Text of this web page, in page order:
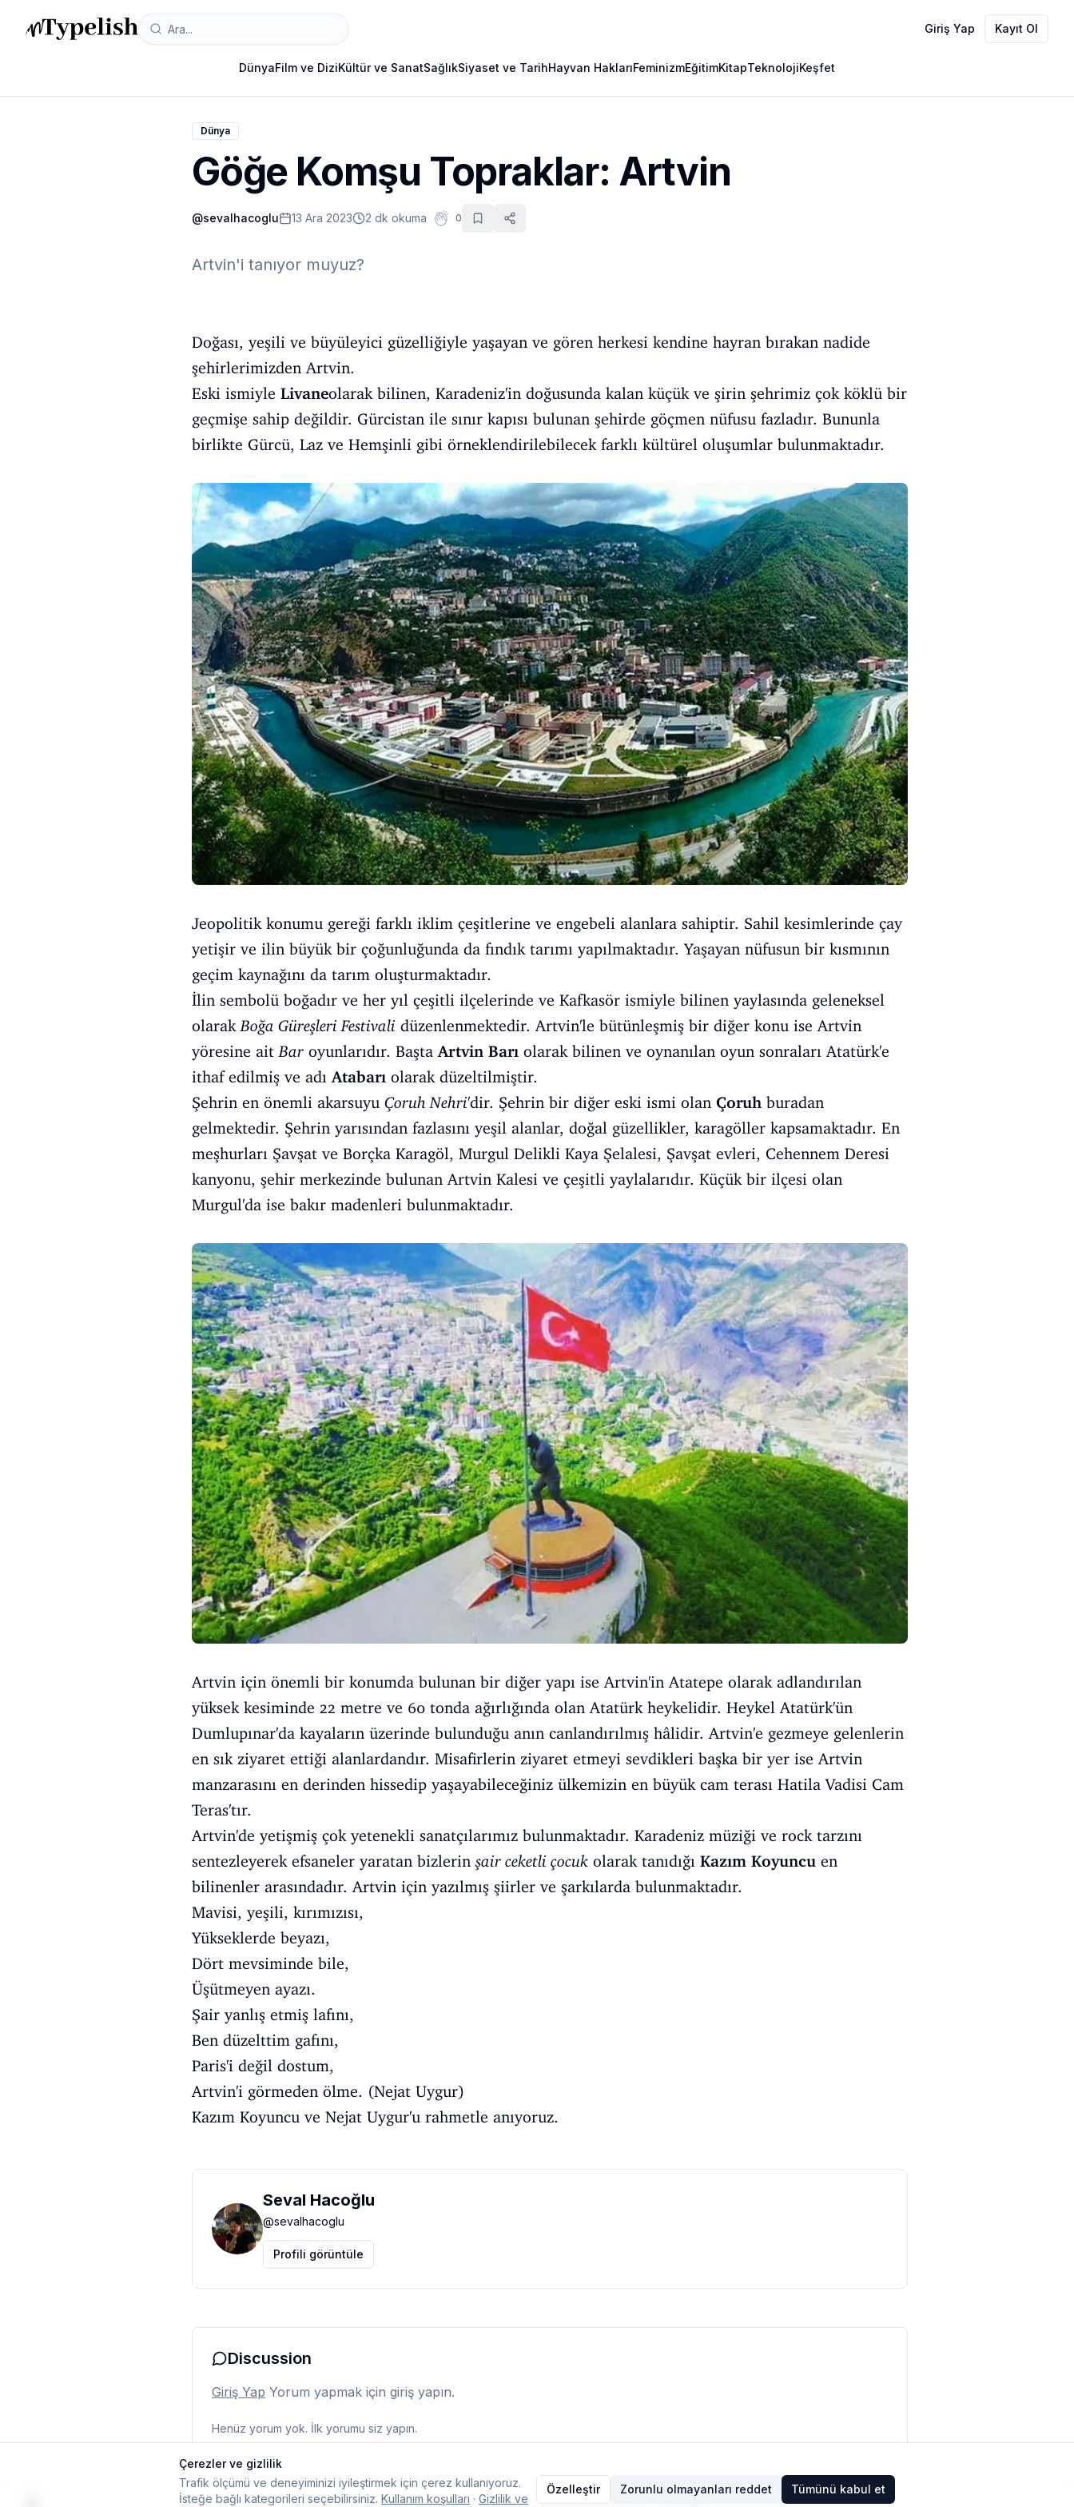
Giriş Yap Kayıt Ol
DünyaFilm ve DiziKültür ve SanatSağlıkSiyaset ve TarihHayvan HaklarıFeminizmEğitimKitapTeknolojiKeşfet
Dünya
Göğe Komşu Topraklar: Artvin
@sevalhacoglu 13 Ara 2023 2 dk okuma 0
Artvin'i tanıyor muyuz?
Doğası, yeşili ve büyüleyici güzelliğiyle yaşayan ve gören herkesi kendine hayran bırakan nadide
şehirlerimizden Artvin.
Eski ismiyle Livaneolarak bilinen, Karadeniz'in doğusunda kalan küçük ve şirin şehrimiz çok köklü bir
geçmişe sahip değildir. Gürcistan ile sınır kapısı bulunan şehirde göçmen nüfusu fazladır. Bununla
birlikte Gürcü, Laz ve Hemşinli gibi örneklendirilebilecek farklı kültürel oluşumlar bulunmaktadır.
Jeopolitik konumu gereği farklı iklim çeşitlerine ve engebeli alanlara sahiptir. Sahil kesimlerinde çay
yetişir ve ilin büyük bir çoğunluğunda da fındık tarımı yapılmaktadır. Yaşayan nüfusun bir kısmının
geçim kaynağını da tarım oluşturmaktadır.
İlin sembolü boğadır ve her yıl çeşitli ilçelerinde ve Kafkasör ismiyle bilinen yaylasında geleneksel
olarakBoğa Güreşleri Festivali düzenlenmektedir. Artvin'le bütünleşmiş bir diğer konu ise Artvin
yöresine aitBar oyunlarıdır. BaştaArtvin Barı olarak bilinen ve oynanılan oyun sonraları Atatürk'e
ithaf edilmiş ve adıAtabarı olarak düzeltilmiştir.
Şehrin en önemli akarsuyu Çoruh Nehri'dir. Şehrin bir diğer eski ismi olan Çoruh buradan
gelmektedir. Şehrin yarısından fazlasını yeşil alanlar, doğal güzellikler, karagöller kapsamaktadır. En
meşhurları Şavşat ve Borçka Karagöl, Murgul Delikli Kaya Şelalesi, Şavşat evleri, Cehennem Deresi
kanyonu, şehir merkezinde bulunan Artvin Kalesi ve çeşitli yaylalarıdır. Küçük bir ilçesi olan
Murgul'da ise bakır madenleri bulunmaktadır.
Artvin için önemli bir konumda bulunan bir diğer yapı ise Artvin'in Atatepe olarak adlandırılan
yüksek kesiminde 22 metre ve 60 tonda ağırlığında olan Atatürk heykelidir. Heykel Atatürk'ün
Dumlupınar'da kayaların üzerinde bulunduğu anın canlandırılmış hâlidir. Artvin'e gezmeye gelenlerin
en sık ziyaret ettiği alanlardandır. Misafirlerin ziyaret etmeyi sevdikleri başka bir yer ise Artvin
manzarasını en derinden hissedip yaşayabileceğiniz ülkemizin en büyük cam terası Hatila Vadisi Cam
Teras'tır.
Artvin'de yetişmiş çok yetenekli sanatçılarımız bulunmaktadır. Karadeniz müziği ve rock tarzını
sentezleyerek efsaneler yaratan bizlerinşair ceketli çocuk olarak tanıdığı Kazım Koyuncu en
bilinenler arasındadır. Artvin için yazılmış şiirler ve şarkılarda bulunmaktadır.
Mavisi, yeşili, kırımızısı,
Yükseklerde beyazı,
Dört mevsiminde bile,
Üşütmeyen ayazı.
Şair yanlış etmiş lafını,
Ben düzelttim gafını,
Paris'i değil dostum,
Artvin'i görmeden ölme. (Nejat Uygur)
Kazım Koyuncu ve Nejat Uygur'u rahmetle anıyoruz.
Seval Hacoğlu
@sevalhacoglu
Profili görüntüle
Discussion
Giriş Yap Yorum yapmak için giriş yapın.
Henüz yorum yok. İlk yorumu siz yapın.
Çerezler ve gizlilik
Trafik ölçümü ve deneyiminizi iyileştirmek için çerez kullanıyoruz.
İsteğe bağlı kategorileri seçebilirsiniz. Kullanım koşulları · Gizlilik ve
Özelleştir Zorunlu olmayanları reddet Tümünü kabul et